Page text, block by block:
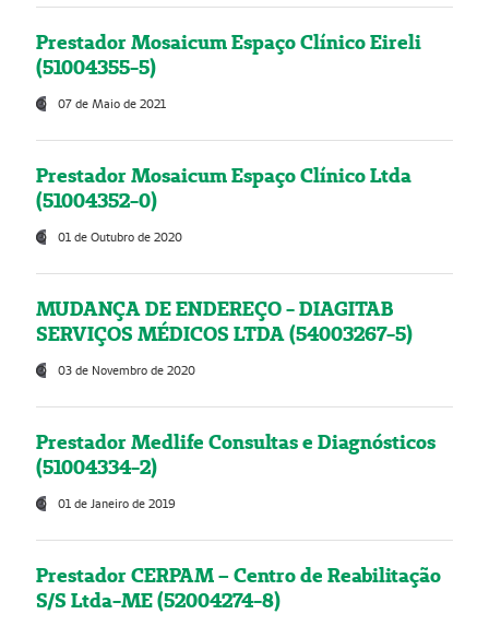
Prestador Mosaicum Espaço Clínico Eireli
(51004355-5)
07 de Maio de 2021
Prestador Mosaicum Espaço Clínico Ltda
(51004352-0)
01 de Outubro de 2020
MUDANÇA DE ENDEREÇO - DIAGITAB
SERVIÇOS MÉDICOS LTDA (54003267-5)
03 de Novembro de 2020
Prestador Medlife Consultas e Diagnósticos
(51004334-2)
01 de Janeiro de 2019
Prestador CERPAM – Centro de Reabilitação
S/S Ltda-ME (52004274-8)